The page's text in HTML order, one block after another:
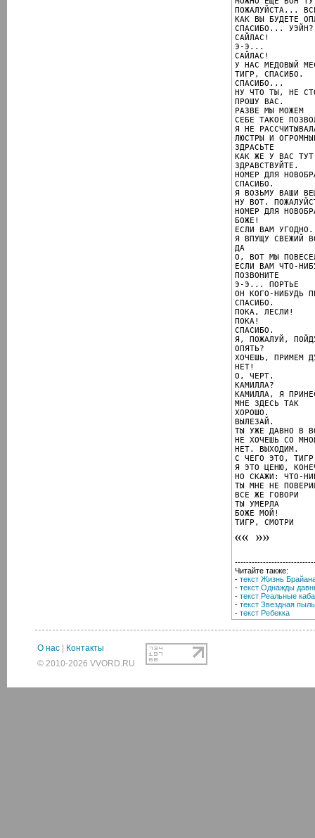
ПОЖАЛУЙСТА...
КАК ВЫ БУДЕТЕ
СПАСИБО... УЭЙН?
САЙЛАС!
Э-Э...
САЙЛАС!
У НАС МЕДОВЫЙ
ТИГР, СПАСИБО.
СПАСИБО...
НУ ЧТО ТЫ, НЕ
ПРОШУ ВАС.
РАЗВЕ МЫ МОЖЕМ
СЕБЕ ТАКОЕ
Я НЕ
ЛЮСТРЫ И
ЗДРАСЬТЕ
КАК ЖЕ У ВАС ТУТ
ЗДРАВСТВУЙТЕ.
НОМЕР ДЛЯ
СПАСИБО.
Я ВОЗЬМУ ВАШИ
НУ ВОТ.
НОМЕР ДЛЯ
БОЖЕ!
ЕСЛИ ВАМ
Я ВПУЩУ СВЕЖИЙ
ДА
О, ВОТ МЫ
ЕСЛИ ВАМ ЧТО-
ПОЗВОНИТЕ
Э-Э... ПОРТЬЕ
ОН КОГО-НИБУДЬ
СПАСИБО.
ПОКА, ЛЕСЛИ!
ПОКА!
СПАСИБО.
Я, ПОЖАЛУЙ,
ОПЯТЬ?
ХОЧЕШЬ, ПРИМЕМ
НЕТ!
О, ЧЕРТ.
КАМИЛЛА?
КАМИЛЛА, Я
МНЕ ЗДЕСЬ ТАК
ХОРОШО.
ВЫЛЕЗАЙ.
ТЫ УЖЕ ДАВНО В
НЕ ХОЧЕШЬ СО
НЕТ. ВЫХОДИМ.
С ЧЕГО ЭТО,
Я ЭТО ЦЕНЮ,
НО СКАЖИ: ЧТО-
ТЫ МНЕ НЕ
ВСЕ ЖЕ ГОВОРИ
ТЫ УМЕРЛА
БОЖЕ МОЙ!
ТИГР, СМОТРИ
Читайте также:
- текст Жизнь
- текст Однажды
- текст Реальные
- текст Звездная пыль
- текст Ребекка
О нас
Контакты
© 2010-2026 VVORD.RU